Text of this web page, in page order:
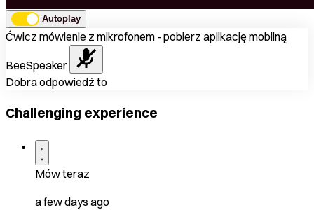
Autoplay
Ćwicz mówienie z mikrofonem - pobierz aplikację mobilną
BeeSpeaker
Dobra odpowiedź to
Challenging experience
Mów teraz
a few days ago